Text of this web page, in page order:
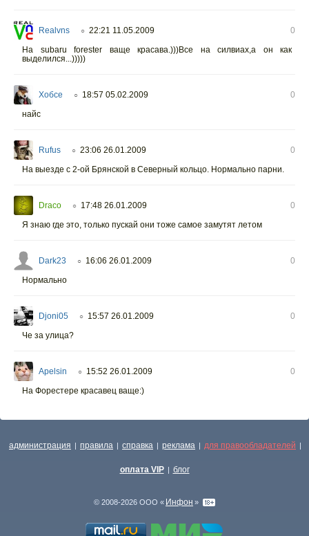
Realvns ○ 22:21 11.05.2009
0
На subaru forester ваще красава.)))Все на силвиах,а он как
выделился...)))))
Хобсе ○ 18:57 05.02.2009
0
найс
Rufus ○ 23:06 26.01.2009
0
На выезде с 2-ой Брянской в Северный кольцо. Нормально парни.
Draco ○ 17:48 26.01.2009
0
Я знаю где это, только пускай они тоже самое замутят летом
Dark23 ○ 16:06 26.01.2009
0
Нормально
Djoni05 ○ 15:57 26.01.2009
0
Че за улица?
Apelsin ○ 15:52 26.01.2009
0
На Форестере красавец ваще:)
администрация | правила | справка | реклама | для правообладателей |
оплата VIP | блог
© 2008-2026 ООО « Инфон »